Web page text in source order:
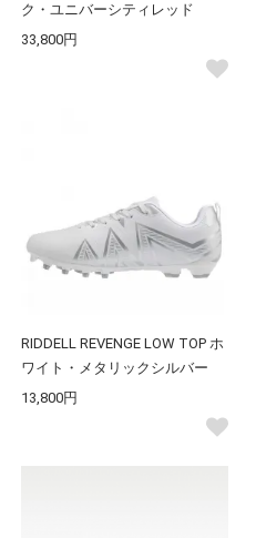
ク・ユニバーシティレッド
33,800円
RIDDELL REVENGE LOW TOP ホ
ワイト・メタリックシルバー
13,800円